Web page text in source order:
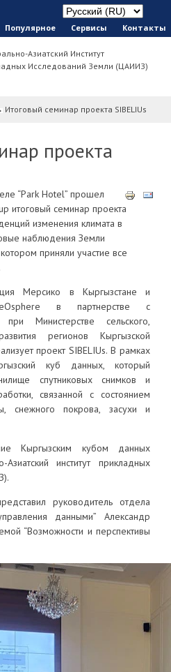
Популярное Сервисы Контакты
Азиатский Институт
Исследований Земли (ЦАИИЗ)
Итоговый семинар проекта SIBELIUs
проекта
“Park Hotel” прошел
итоговый семинар проекта
изменения климата в
наблюдения Земли
приняли участие все
Мерсико в Кыргызстане и
в партнерстве с
Министерстве сельского,
регионов Кыргызской
проект SIBELIUs. В рамках
куб данных, который
спутниковых снимков и
связанной с состоянием
снежного покрова, засухи и
Кыргызским кубом данных
институт прикладных
руководитель отдела
данными” Александр
“Возможности и перспективы